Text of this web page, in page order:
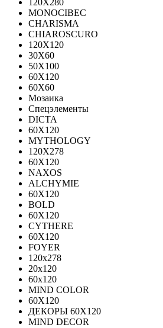
120Х280
MONOCIBEC
CHARISMA
CHIAROSCURO
120X120
30X60
50X100
60X120
60X60
Мозаика
Спецэлементы
DICTA
60X120
MYTHOLOGY
120X278
60X120
NAXOS
ALCHYMIE
60Х120
BOLD
60X120
CYTHERE
60X120
FOYER
120х278
20х120
60х120
MIND COLOR
60Х120
ДЕКОРЫ 60Х120
MIND DECOR